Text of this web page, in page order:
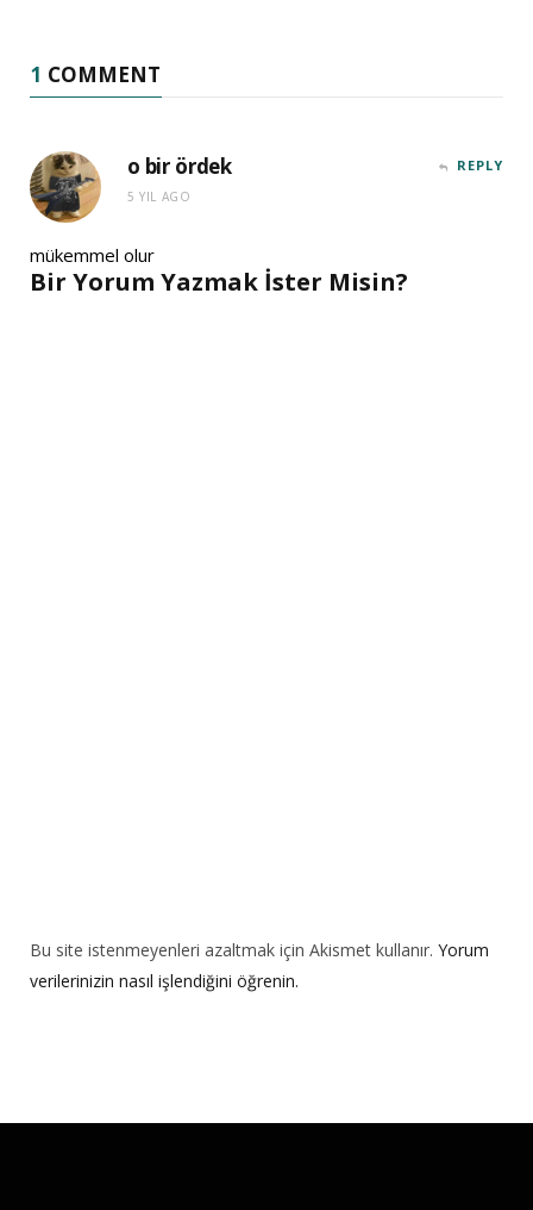
1 COMMENT
o bir ördek
5 YIL AGO
REPLY
mükemmel olur
Bir Yorum Yazmak İster Misin?
Bu site istenmeyenleri azaltmak için Akismet kullanır. Yorum
verilerinizin nasıl işlendiğini öğrenin.